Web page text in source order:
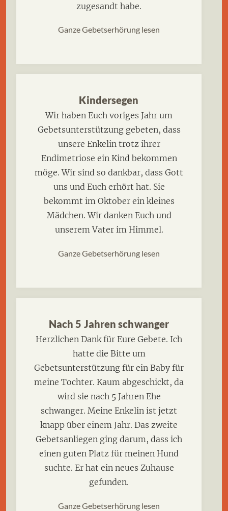
zugesandt habe.
Ganze Gebetserhörung lesen
Kindersegen
Wir haben Euch voriges Jahr um
Gebetsunterstützung gebeten, dass
unsere Enkelin trotz ihrer
Endimetriose ein Kind bekommen
möge. Wir sind so dankbar, dass Gott
uns und Euch erhört hat. Sie
bekommt im Oktober ein kleines
Mädchen. Wir danken Euch und
unserem Vater im Himmel.
Ganze Gebetserhörung lesen
Nach 5 Jahren schwanger
Herzlichen Dank für Eure Gebete. Ich
hatte die Bitte um
Gebetsunterstützung für ein Baby für
meine Tochter. Kaum abgeschickt, da
wird sie nach 5 Jahren Ehe
schwanger. Meine Enkelin ist jetzt
knapp über einem Jahr. Das zweite
Gebetsanliegen ging darum, dass ich
einen guten Platz für meinen Hund
suchte. Er hat ein neues Zuhause
gefunden.
Ganze Gebetserhörung lesen